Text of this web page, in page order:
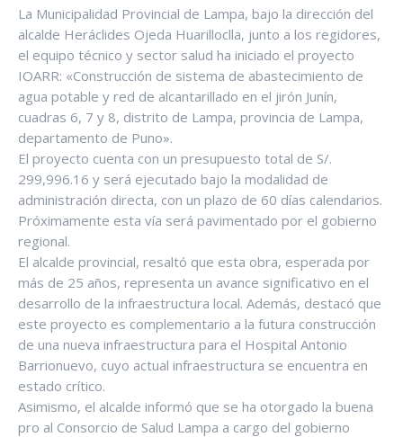
La Municipalidad Provincial de Lampa, bajo la dirección del
alcalde Heráclides Ojeda Huarilloclla, junto a los regidores,
el equipo técnico y sector salud ha iniciado el proyecto
IOARR: «Construcción de sistema de abastecimiento de
agua potable y red de alcantarillado en el jirón Junín,
cuadras 6, 7 y 8, distrito de Lampa, provincia de Lampa,
departamento de Puno».
El proyecto cuenta con un presupuesto total de S/.
299,996.16 y será ejecutado bajo la modalidad de
administración directa, con un plazo de 60 días calendarios.
Próximamente esta vía será pavimentado por el gobierno
regional.
El alcalde provincial, resaltó que esta obra, esperada por
más de 25 años, representa un avance significativo en el
desarrollo de la infraestructura local. Además, destacó que
este proyecto es complementario a la futura construcción
de una nueva infraestructura para el Hospital Antonio
Barrionuevo, cuyo actual infraestructura se encuentra en
estado crítico.
Asimismo, el alcalde informó que se ha otorgado la buena
pro al Consorcio de Salud Lampa a cargo del gobierno